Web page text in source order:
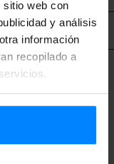
sitio web con
y análisis
información
recopilado a